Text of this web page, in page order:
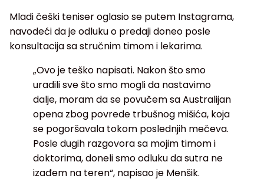
Mladi češki teniser oglasio se putem Instagrama,
navodeći da je odluku o predaji doneo posle
konsultacija sa stručnim timom i lekarima.
„Ovo je teško napisati. Nakon što smo
uradili sve što smo mogli da nastavimo
dalje, moram da se povučem sa Australijan
opena zbog povrede trbušnog mišića, koja
se pogoršavala tokom poslednjih mečeva.
Posle dugih razgovora sa mojim timom i
doktorima, doneli smo odluku da sutra ne
izađem na teren“, napisao je Menšik.